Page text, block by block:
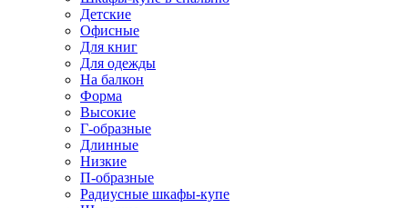
Детские
Офисные
Для книг
Для одежды
На балкон
Форма
Высокие
Г-образные
Длинные
Низкие
П-образные
Радиусные шкафы-купе